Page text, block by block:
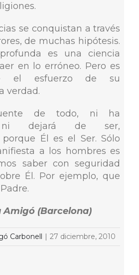
se conquistan a través
de muchas hipótesis.
es una ciencia
en lo erróneo. Pero es
el esfuerzo de su
verdad.
de todo, ni ha
ni dejará de ser,
Él es el Ser. Sólo
a los hombres es
saber con seguridad
Él. Por ejemplo, que
(Barcelona)
Carbonell 27 diciembre, 2010